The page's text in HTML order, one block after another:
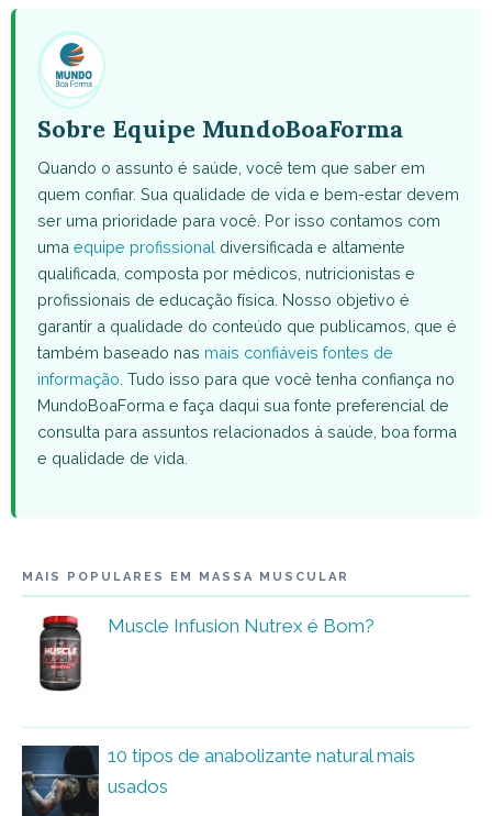
Sobre Equipe MundoBoaForma
Quando o assunto é saúde, você tem que saber em
quem confiar. Sua qualidade de vida e bem-estar devem
ser uma prioridade para você. Por isso contamos com
uma equipe profissional diversificada e altamente
qualificada, composta por médicos, nutricionistas e
profissionais de educação física. Nosso objetivo é
garantir a qualidade do conteúdo que publicamos, que é
também baseado nas mais confiáveis fontes de
informação. Tudo isso para que você tenha confiança no
MundoBoaForma e faça daqui sua fonte preferencial de
consulta para assuntos relacionados à saúde, boa forma
e qualidade de vida.
MAIS POPULARES EM MASSA MUSCULAR
Muscle Infusion Nutrex é Bom?
10 tipos de anabolizante natural mais
usados